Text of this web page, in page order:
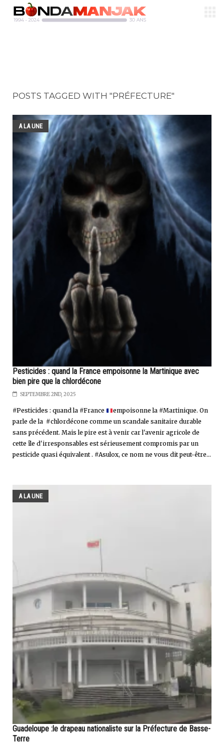
POSTS TAGGED WITH "PRÉFECTURE"
A LA UNE
Pesticides : quand la France empoisonne la Martinique avec
bien pire que la chlordécone
SEPTEMBRE 2ND, 2025
#Pesticides : quand la #France
empoisonne la #Martinique. On
parle de la #chlordécone comme un scandale sanitaire durable
sans précédent. Mais le pire est à venir car l'avenir agricole de
cette île d'irresponsables est sérieusement compromis par un
pesticide quasi équivalent . #Asulox, ce nom ne vous dit peut-être...
A LA UNE
Guadeloupe :le drapeau nationaliste sur la Préfecture de Basse-
Terre